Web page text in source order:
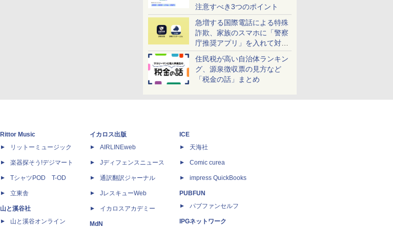
注意すべき3つのポイント
急増する国際電話による特殊
詐欺、家族のスマホに「警察
庁推奨アプリ」を入れて対策
しよう！
住民税が高い自治体ランキン
グ、源泉徴収票の見方など
「税金の話」まとめ
Rittor Music
リットーミュージック
楽器探そう!デジマート
TシャツPOD T-OD
立東舎
山と溪谷社
山と溪谷オンライン
イカロス出版
AIRLINEweb
Jディフェンスニュース
通訳翻訳ジャーナル
JレスキューWeb
イカロスアカデミー
MdN
ICE
天海社
Comic curea
impress QuickBooks
PUBFUN
パブファンセルフ
IPGネットワーク